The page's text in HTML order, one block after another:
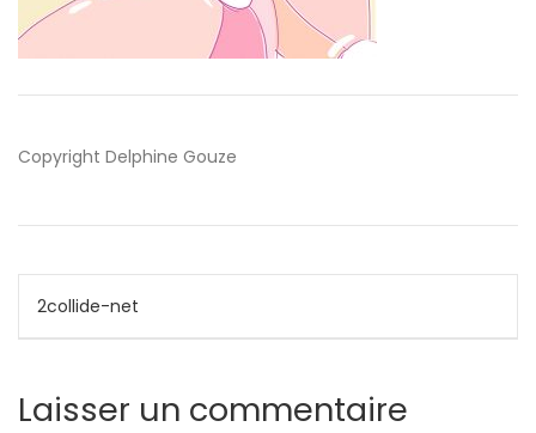
Copyright Delphine Gouze
Navigation
de
l’article
2collide-net
Laisser un commentaire